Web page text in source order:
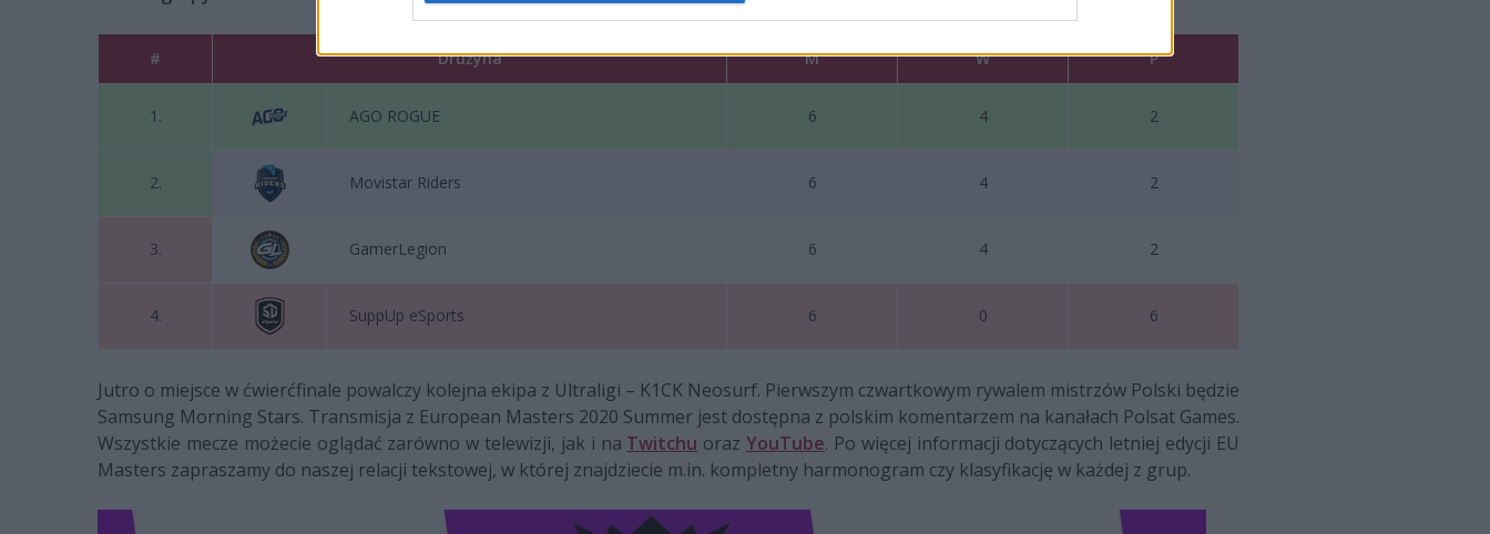
# Drużyna M W P
1. AGO ROGUE 6 4 2
2. Movistar Riders 6 4 2
3. GamerLegion 6 4 2
4. SuppUp eSports 6 0 6
Jutro o miejsce w ćwierćfinale powalczy kolejna ekipa z Ultraligi – K1CK Neosurf. Pierwszym czwartkowym rywalem mistrzów Polski będzie
Samsung Morning Stars. Transmisja z European Masters 2020 Summer jest dostępna z polskim komentarzem na kanałach Polsat Games.
Wszystkie mecze możecie oglądać zarówno w telewizji, jak i na Twitchu orazYouTube. Po więcej informacji dotyczących letniej edycji EU
Masters zapraszamy do naszej relacji tekstowej, w której znajdziecie m.in. kompletny harmonogram czy klasyfikację w każdej z grup.